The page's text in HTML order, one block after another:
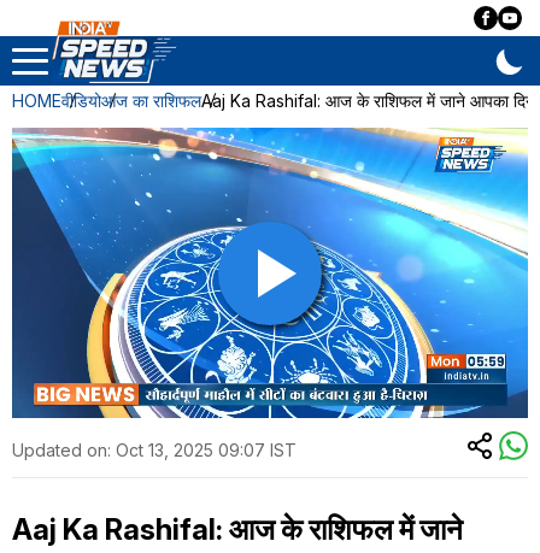
HOMEवीडियोआज का राशिफलAaj Ka Rashifal: आज के राशिफल में जाने आपका दिन
Updated on: Oct 13, 2025 09:07 IST
Aaj Ka Rashifal: आज के राशिफल में जाने